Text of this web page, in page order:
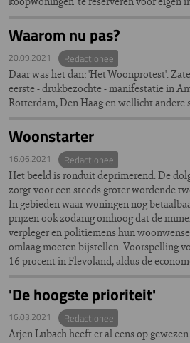
Waarom nu pas?
20.09.2021 Redactioneel
Daar was het dan: 'Het Woonprotest'.
eerste - drukbezochte - manifestatie in
Rotterdam, Den Haag en wellicht
Woonstarter
16.06.2021 Redactioneel
Het beeld is ronduit deprimerend. De
zorgt voor een steeds groter wordende
In gebieden waar woningen nog
prijzen ook zodanig omhoog dat de
verpleger en politiemens hun
omlaag moeten bijstellen. Voorspelling
16 procent in Flevoland, aldus de
'De hoogste prioriteit'
16.03.2021 Redactioneel
Arjen Lubach heeft er al eens op